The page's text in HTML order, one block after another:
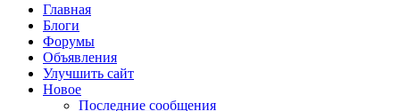
Главная
Блоги
Форумы
Объявления
Улучшить сайт
Новое
Последние сообщения